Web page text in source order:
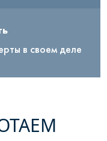
в своем деле